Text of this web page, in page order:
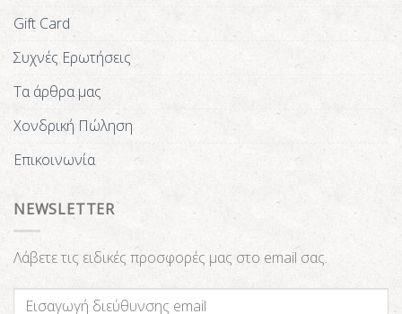
Gift Card
Συχνές Ερωτήσεις
Τα άρθρα μας
Χονδρική Πώληση
Επικοινωνία
NEWSLETTER
Λάβετε τις ειδικές προσφορές μας στο email σας.